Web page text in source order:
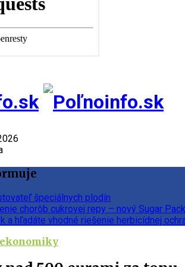
špeciálnych plodín
chorôb cukrovej repy – nový Sugar Pack
a hľadáte vhodné riešenie herbicídnej